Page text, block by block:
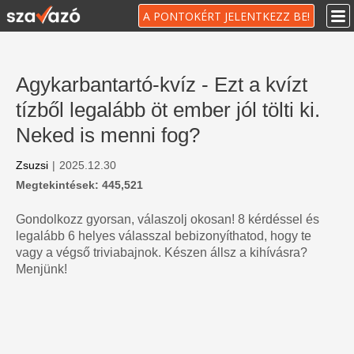
A PONTOKÉRT JELENTKEZZ BE!
Agykarbantartó-kvíz - Ezt a kvízt
tízből legalább öt ember jól tölti ki.
Neked is menni fog?
Zsuzsi | 2025.12.30
Megtekintések: 445,521
Gondolkozz gyorsan, válaszolj okosan! 8 kérdéssel és
legalább 6 helyes válasszal bebizonyíthatod, hogy te
vagy a végső triviabajnok. Készen állsz a kihívásra?
Menjünk!